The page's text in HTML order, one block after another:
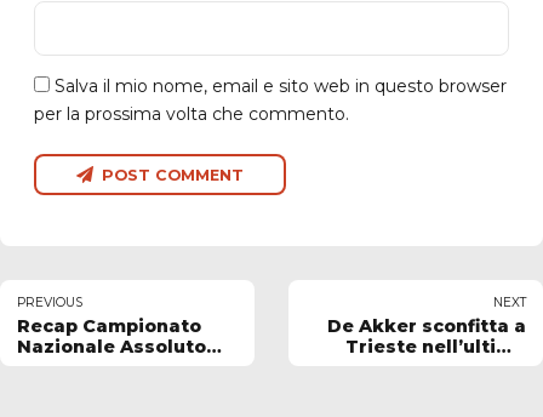
Salva il mio nome, email e sito web in questo browser
per la prossima volta che commento.
POST COMMENT
PREVIOUS
Recap Campionato
Nazionale Assoluto
NEXT
De Akker sconfitta a
Trieste nell’ultima